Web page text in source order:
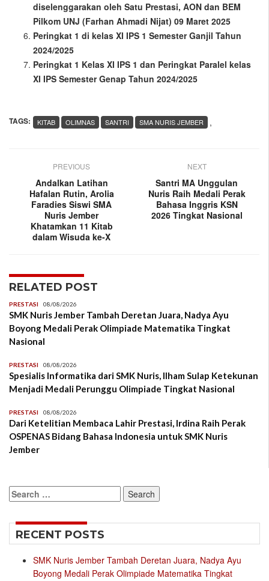
diselenggarakan oleh Satu Prestasi, AON dan BEM
Pilkom UNJ (Farhan Ahmadi Nijat) 09 Maret 2025
Peringkat 1 di kelas XI IPS 1 Semester Ganjil Tahun
2024/2025
Peringkat 1 Kelas XI IPS 1 dan Peringkat Paralel kelas
XI IPS Semester Genap Tahun 2024/2025
TAGS: ,
KITAB OLIMNAS SANTRI SMA NURIS JEMBER
PREVIOUS
Andalkan Latihan
Hafalan Rutin, Arolia
Faradies Siswi SMA
Nuris Jember
Khatamkan 11 Kitab
dalam Wisuda ke-X
NEXT
Santri MA Unggulan
Nuris Raih Medali Perak
Bahasa Inggris KSN
2026 Tingkat Nasional
RELATED POST
PRESTASI 08/08/2026
SMK Nuris Jember Tambah Deretan Juara, Nadya Ayu
Boyong Medali Perak Olimpiade Matematika Tingkat
Nasional
PRESTASI 08/08/2026
Spesialis Informatika dari SMK Nuris, Ilham Sulap Ketekunan
Menjadi Medali Perunggu Olimpiade Tingkat Nasional
PRESTASI 08/08/2026
Dari Ketelitian Membaca Lahir Prestasi, Irdina Raih Perak
OSPENAS Bidang Bahasa Indonesia untuk SMK Nuris
Jember
Search
for:
RECENT POSTS
SMK Nuris Jember Tambah Deretan Juara, Nadya Ayu
Boyong Medali Perak Olimpiade Matematika Tingkat